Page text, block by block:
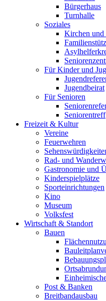
Bürgerhaus
Turnhalle
Soziales
Kirchen und
Für Kinder und
Jugendbeirat
Für Senioren
Seniorentreff
Freizeit & Kultur
Vereine
Feuerwehren
Rad- und
Gastronomie und
Kinderspielplätze
Sporteinrichtungen
Kino
Museum
Volksfest
Wirtschaft & Standort
Bauen
Post & Banken
Breitbandausbau